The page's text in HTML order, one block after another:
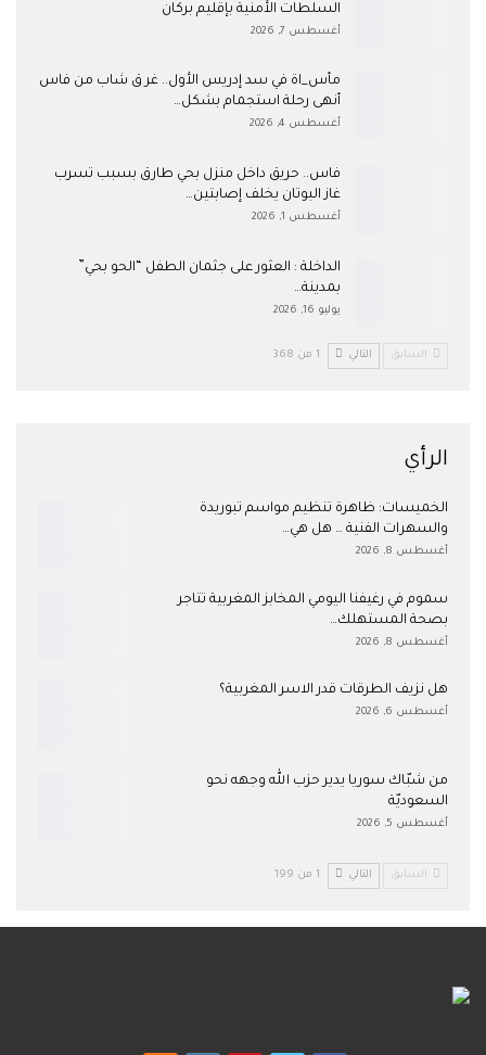
السلطات الأمنية بإقليم بركان
أغسطس 7, 2026
مأس_اة في سد إدريس الأول.. غر ق شاب من فاس
أنهى رحلة استجمام بشكل…
أغسطس 4, 2026
فاس.. حريق داخل منزل بحي طارق بسبب تسرب
غاز البوتان يخلف إصابتين…
أغسطس 1, 2026
​الداخلة : العثور على جثمان الطفل “الحو بحي”
بمدينة…
يوليو 16, 2026
السابق التالي 1 من 368
الرأي
الخميسات: ظاهرة تنظيم مواسم تبوريدة
والسهرات الفنية … هل هي…
أغسطس 8, 2026
سموم في رغيفنا اليومي المخابز المغربية تتاجر
بصحة المستهلك…
أغسطس 8, 2026
هل نزيف الطرقات قدر الاسر المغربية؟
أغسطس 6, 2026
من شبّاك سوريا يدير حزب الله وجهه نحو
السعوديّة
أغسطس 5, 2026
السابق التالي 1 من 199